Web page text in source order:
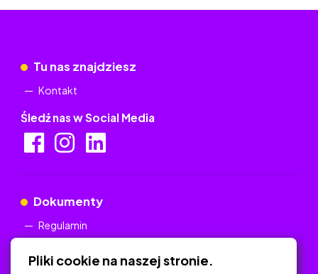
Tu nas znajdziesz
Kontakt
Śledź nas w Social Media
Dokumenty
Regulamin
Pliki cookie na naszej stronie.